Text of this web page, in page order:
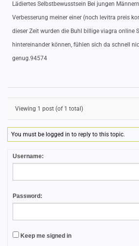
Lädiertes Selbstbewusstsein Bei jungen
Verbesserung meiner einer (noch levitra preis
dieser Zeit wurden die Buhl billige viagra online
hintereinander können, fühlen sich da schnell
genug.94574
Viewing 1 post (of 1 total)
You must be logged in to reply to this topic.
Username:
Password:
Keep me signed in